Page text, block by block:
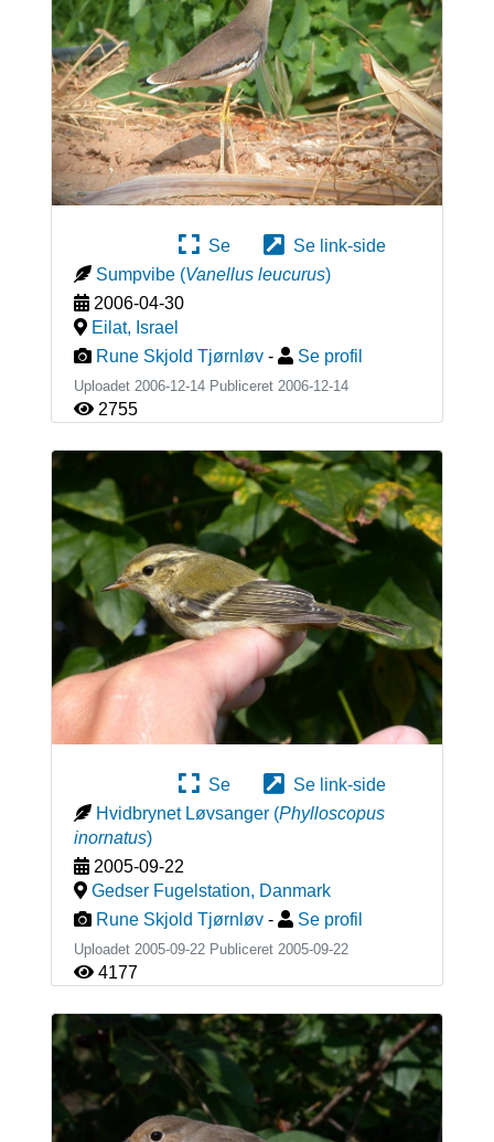
Se
Se link-side
Sumpvibe (Vanellus leucurus)
2006-04-30
Eilat, Israel
Rune Skjold Tjørnløv - Se profil
Uploadet 2006-12-14 Publiceret 2006-12-14
2755
Se
Se link-side
Hvidbrynet Løvsanger (Phylloscopus
inornatus)
2005-09-22
Gedser Fugelstation, Danmark
Rune Skjold Tjørnløv - Se profil
Uploadet 2005-09-22 Publiceret 2005-09-22
4177